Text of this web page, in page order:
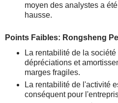
moyen des analystes a
hausse.
Points Faibles: Rongsheng
La rentabilité de la
dépréciations et
marges fragiles.
La rentabilité de l'activité
conséquent pour